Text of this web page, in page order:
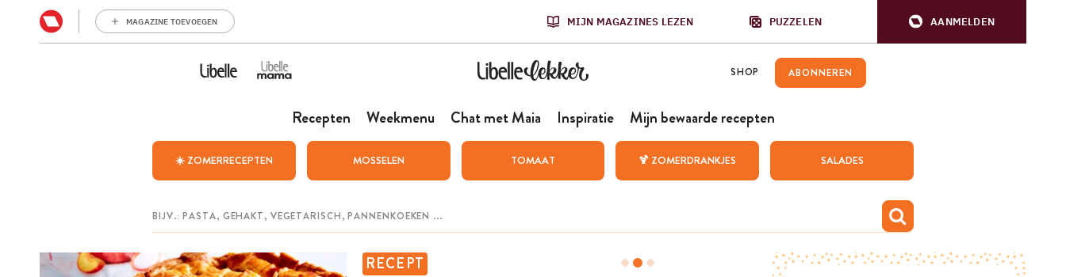
MAGAZINE TOEVOEGEN MIJN MAGAZINES LEZEN PUZZELEN AANMELDEN
SHOP ABONNEREN
Recepten Weekmenu Chat met Maia Inspiratie Mijn bewaarde recepten
☀️ ZOMERRECEPTEN MOSSELEN TOMAAT 🍹 ZOMERDRANKJES SALADES
RECEPT